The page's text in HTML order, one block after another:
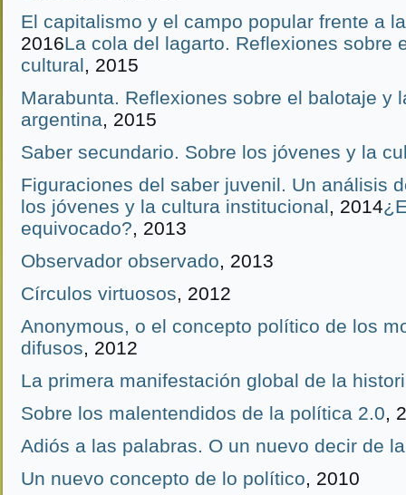
El capitalismo y el campo popular frente a
2016La cola del lagarto. Reflexiones sobre
cultural, 2015
Marabunta. Reflexiones sobre el balotaje y
argentina, 2015
Saber secundario. Sobre los jóvenes y la
Figuraciones del saber juvenil. Un análisis
los jóvenes y la cultura institucional, 2014
equivocado?, 2013
Observador observado, 2013
Círculos virtuosos, 2012
Anonymous, o el concepto político de los
difusos, 2012
La primera manifestación global de la
Sobre los malentendidos de la política 2.0,
Adiós a las palabras. O un nuevo decir de
Un nuevo concepto de lo político, 2010